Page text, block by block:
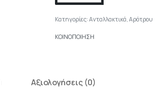
Κατηγορίες:Ανταλλακτικά,Αρότρου
ΚΟΙΝΟΠΟΙΗΣΗ
Αξιολογήσεις (0)